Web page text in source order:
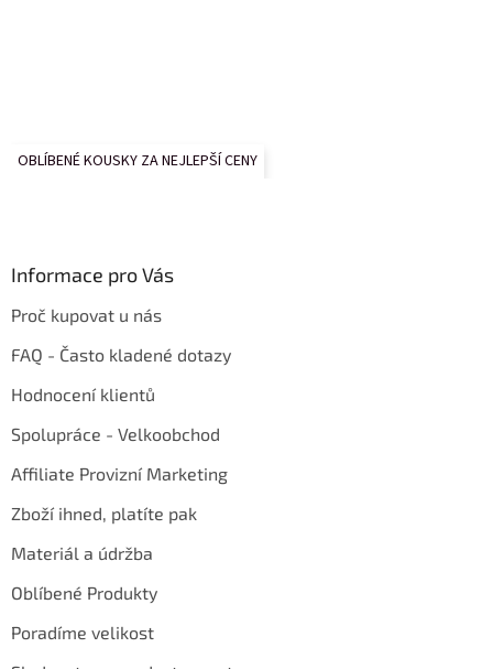
OBLÍBENÉ KOUSKY ZA NEJLEPŠÍ CENY
Informace pro Vás
Proč kupovat u nás
FAQ - Často kladené dotazy
Hodnocení klientů
Spolupráce - Velkoobchod
Affiliate Provizní Marketing
Zboží ihned, platíte pak
Materiál a údržba
Oblíbené Produkty
Poradíme velikost